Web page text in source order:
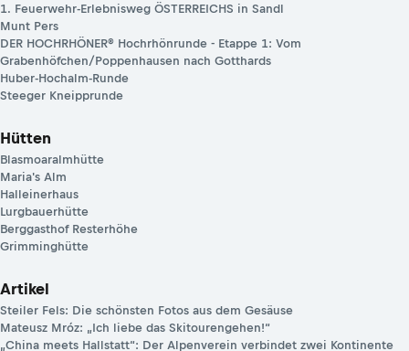
1. Feuerwehr-Erlebnisweg ÖSTERREICHS in Sandl
Munt Pers
DER HOCHRHÖNER® Hochrhönrunde - Etappe 1: Vom
Grabenhöfchen/Poppenhausen nach Gotthards
Huber-Hochalm-Runde
Steeger Kneipprunde
Hütten
Blasmoaralmhütte
Maria's Alm
Halleinerhaus
Lurgbauerhütte
Berggasthof Resterhöhe
Grimminghütte
Artikel
Steiler Fels: Die schönsten Fotos aus dem Gesäuse
Mateusz Mróz: „Ich liebe das Skitourengehen!“
„China meets Hallstatt“: Der Alpenverein verbindet zwei Kontinente